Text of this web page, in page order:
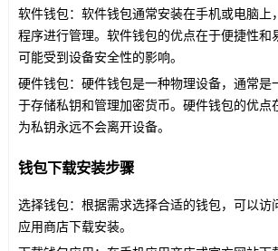
软件钱包：软件钱包通常安装在手机或电脑上
程序进行管理。软件钱包的优点在于便捷性和
可能受到设备安全性的影响。
硬件钱包：硬件钱包是一种物理设备，通常是
于存储私钥和管理加密货币。硬件钱包的优点
为私钥永远不会离开设备。
钱包下载安装步骤
选择钱包：根据需求选择合适的钱包，可以访
应用商店下载安装。